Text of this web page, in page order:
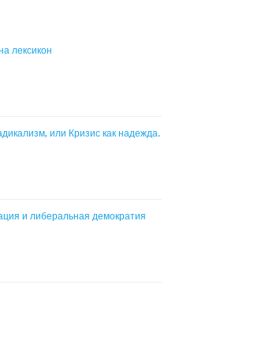
лексикон
или Кризис как надежда.
и либеральная демократия